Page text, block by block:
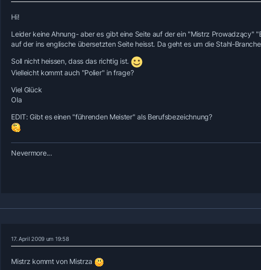
Hi!
Leider keine Ahnung- aber es gibt eine Seite auf der ein "Mistrz Prowadzący"
auf der ins englische übersetzten Seite heisst. Da geht es um die Stahl-
Soll nicht heissen, dass das richtig ist.
Vielleicht kommt auch "Polier" in frage?
Viel Glück
Ola
EDIT: Gibt es einen "führenden Meister" als Berufsbezeichnung?
Nevermore...
17. April 2009 um 19:58
Mistrz kommt von Mistrza